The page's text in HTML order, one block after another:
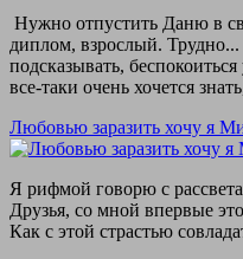
Нужно отпустить Даню в
диплом, взрослый.
подсказывать,
все-таки очень хочется
Любовью заразить хочу я
Я рифмой
Друзья, со мной впервые
Как с этой страстью